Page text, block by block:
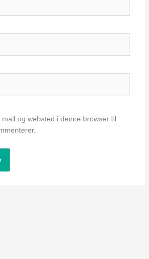
og websted i denne browser til